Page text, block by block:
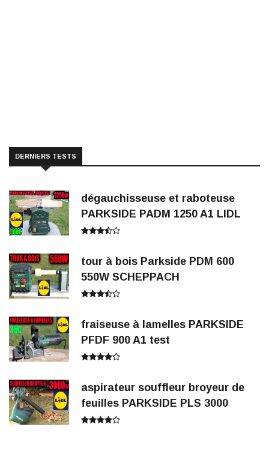
DERNIERS TESTS
dégauchisseuse et raboteuse
PARKSIDE PADM 1250 A1 LIDL
tour à bois Parkside PDM 600
550W SCHEPPACH
fraiseuse à lamelles PARKSIDE
PFDF 900 A1 test
aspirateur souffleur broyeur de
feuilles PARKSIDE PLS 3000